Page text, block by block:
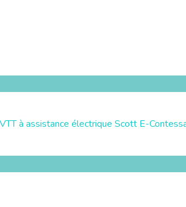
à assistance électrique Scott E-